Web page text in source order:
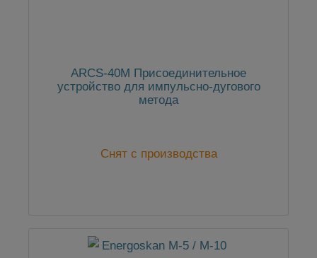
ARCS-40M Присоединительное
устройство для импульсно-дугового
метода
Снят с производства